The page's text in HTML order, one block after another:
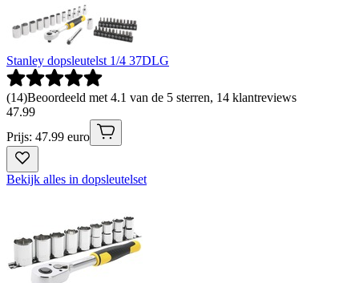
Stanley dopsleutelst 1/4 37DLG
(14)Beoordeeld met 4.1 van de 5 sterren, 14 klantreviews
47.99
Prijs: 47.99 euro
Bekijk alles in dopsleutelset